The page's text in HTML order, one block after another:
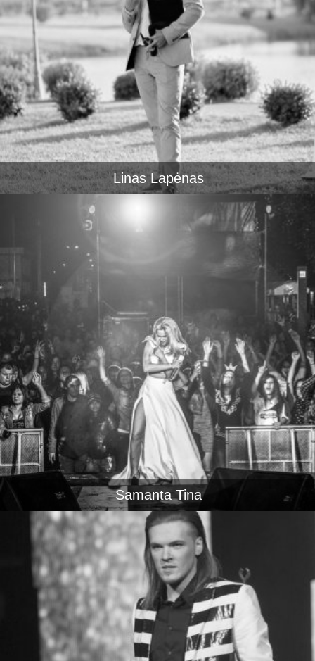
Linas Lapėnas
Samanta Tina